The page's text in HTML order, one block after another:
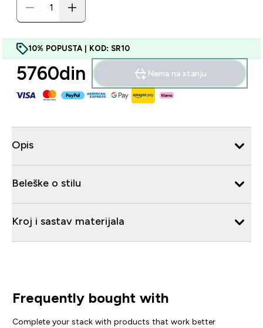
10% POPUSTA | KOD: SR10
5760din‎ Nema na stanju
Opis
Beleške o stilu
Kroj i sastav materijala
Frequently bought with
Complete your stack with products that work better